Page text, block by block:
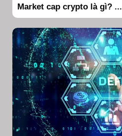
Market cap crypto là gì? ...